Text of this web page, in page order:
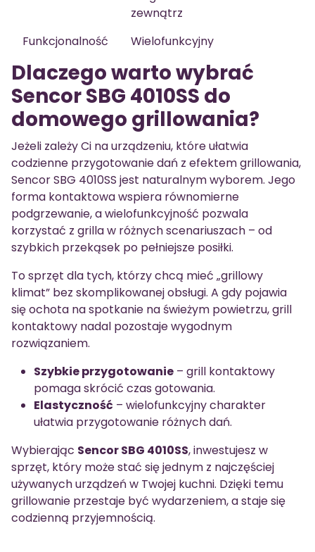
zewnątrz
Funkcjonalność
Wielofunkcyjny
Dlaczego warto wybrać
Sencor SBG 4010SS do
domowego grillowania?
Jeżeli zależy Ci na urządzeniu, które ułatwia
codzienne przygotowanie dań z efektem grillowania,
Sencor SBG 4010SS jest naturalnym wyborem. Jego
forma kontaktowa wspiera równomierne
podgrzewanie, a wielofunkcyjność pozwala
korzystać z grilla w różnych scenariuszach – od
szybkich przekąsek po pełniejsze posiłki.
To sprzęt dla tych, którzy chcą mieć „grillowy
klimat” bez skomplikowanej obsługi. A gdy pojawia
się ochota na spotkanie na świeżym powietrzu, grill
kontaktowy nadal pozostaje wygodnym
rozwiązaniem.
Szybkie przygotowanie – grill kontaktowy
pomaga skrócić czas gotowania.
Elastyczność – wielofunkcyjny charakter
ułatwia przygotowanie różnych dań.
Wybierając Sencor SBG 4010SS, inwestujesz w
sprzęt, który może stać się jednym z najczęściej
używanych urządzeń w Twojej kuchni. Dzięki temu
grillowanie przestaje być wydarzeniem, a staje się
codzienną przyjemnością.